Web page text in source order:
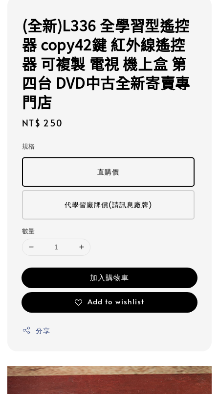
(全新)L336 全學習型遙控
器 copy42鍵 紅外線遙控
器 可複製 電視 機上盒 第
四台 DVD中古全新寄賣專
門店
Regular
NT$ 250
規格
直購價
代學習廠牌價(請訊息廠牌)
數量
加入購物車
Add to wishlist
分享